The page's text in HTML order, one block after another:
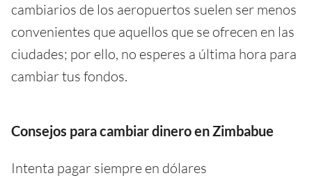
cambiarios de los aeropuertos suelen ser menos
convenientes que aquellos que se ofrecen en las
ciudades; por ello, no esperes a última hora para
cambiar tus fondos.
Consejos para cambiar dinero en Zimbabue
Intenta pagar siempre en dólares